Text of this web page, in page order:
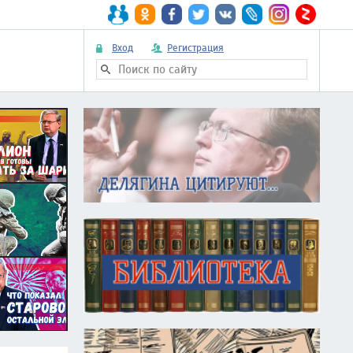
Вход Регистрация